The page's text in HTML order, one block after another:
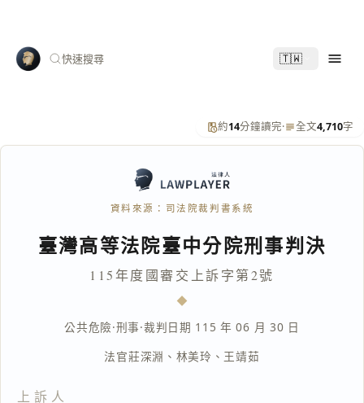
快速搜尋 🇹🇼
約14分鐘讀完· 全文4,710字
資料來源：司法院裁判書系統
臺灣高等法院臺中分院刑事判決
115年度國審交上訴字第2號
公共危險·刑事·裁判日期 115 年 06 月 30 日
法官莊深淵 、 林美玲 、 王靖茹
上訴人